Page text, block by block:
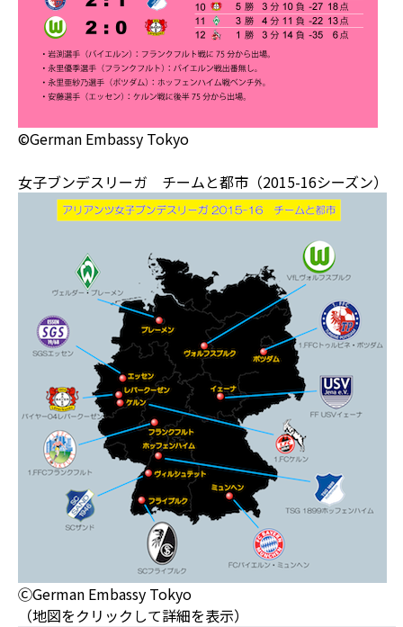
©German Embassy Tokyo
女子ブンデスリーガ チームと都市（2015-16シーズン）
ⒸGerman Embassy Tokyo
（地図をクリックして詳細を表示）